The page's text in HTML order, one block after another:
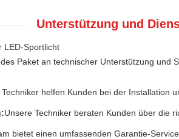
Unterstützung und
LED-Sportlicht
Paket an technischer Unterstützung und
Techniker helfen Kunden bei der Installation
Unsere Techniker beraten Kunden über die
bietet einen umfassenden Garantie-